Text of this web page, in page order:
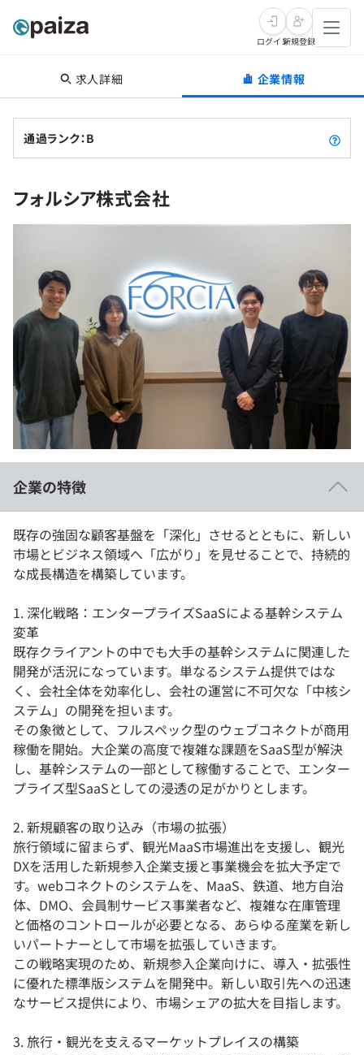
転職・キャリア
転職成功ガイド
インタビュー
新卒就活
求人検索
インターン
新卒エージェント
イベント・セミナー
インタビュー
学習
問題集
4択課題
リファレンス
プラン
個人向けプラン
法人向けプラン
学校向けプラン
契約内容・クーポン
プログラミング言語
SQL
評価結果一覧
再チャレンジ結果一覧
ゲーム・マンガ
メディア
Tech Team Journal
paiza times
paizaとは？
ログイン新規登録
求人詳細 企業情報
通過ランク：B
フォルシア株式会社
企業の特徴
既存の強固な顧客基盤を「深化」させるとともに、新しい
市場とビジネス領域へ「広がり」を見せることで、持続的
な成長構造を構築しています。
1. 深化戦略：エンタープライズSaaSによる基幹システム
変革
既存クライアントの中でも大手の基幹システムに関連した
開発が活況になっています。単なるシステム提供ではな
く、会社全体を効率化し、会社の運営に不可欠な「中核シ
ステム」の開発を担います。
その象徴として、フルスペック型のウェブコネクトが商用
稼働を開始。大企業の高度で複雑な課題をSaaS型が解決
し、基幹システムの一部として稼働することで、エンター
プライズ型SaaSとしての浸透の足がかりとします。
2. 新規顧客の取り込み（市場の拡張）
旅行領域に留まらず、観光MaaS市場進出を支援し、観光
DXを活用した新規参入企業支援と事業機会を拡大予定で
す。webコネクトのシステムを、MaaS、鉄道、地方自治
体、DMO、会員制サービス事業者など、複雑な在庫管理
と価格のコントロールが必要となる、あらゆる産業を新し
いパートナーとして市場を拡張していきます。
この戦略実現のため、新規参入企業向けに、導入・拡張性
に優れた標準版システムを開発中。新しい取引先への迅速
なサービス提供により、市場シェアの拡大を目指します。
3. 旅行・観光を支えるマーケットプレイスの構築